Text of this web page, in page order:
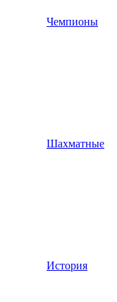
Чемпионы
Шахматные
История